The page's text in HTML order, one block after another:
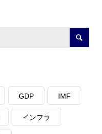
GDP IMF
インフラ